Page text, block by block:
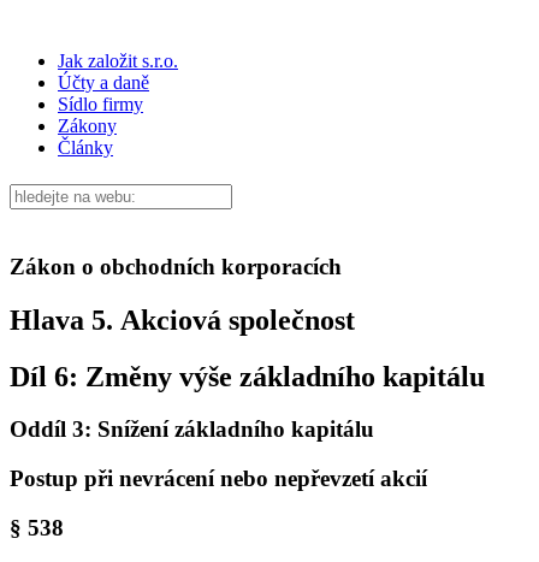
Jak založit s.r.o.
Účty a daně
Sídlo firmy
Zákony
Články
Zákon o obchodních korporacích
Hlava 5. Akciová společnost
Díl 6: Změny výše základního kapitálu
Oddíl 3: Snížení základního kapitálu
Postup při nevrácení nebo nepřevzetí akcií
§ 538